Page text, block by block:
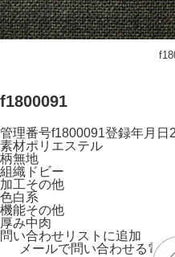
f1800091
管理番号f1800091登録年月日
素材ポリエステル
柄無地
組織 ドビー
加工その他
色白系
機能その他
厚み中肉
問い合わせリストに追加
メールで問い合わせる電